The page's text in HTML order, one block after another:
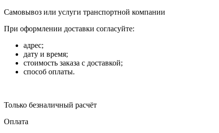
Самовывоз или услуги транспортной компании
При оформлении доставки согласуйте:
адрес;
дату и время;
стоимость заказа с доставкой;
способ оплаты.
Только безналичный расчёт
Оплата